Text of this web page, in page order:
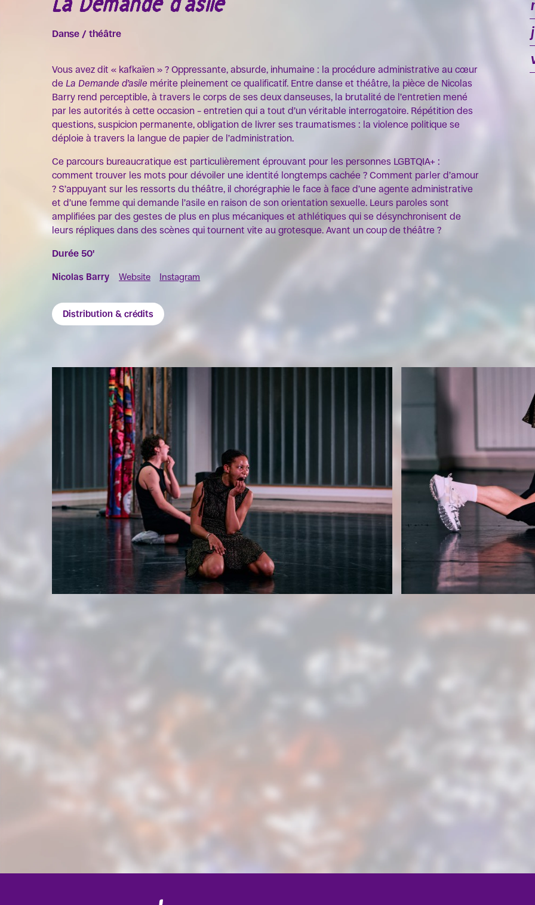
La Demande d'asile
Danse / théâtre
Vous avez dit « kafkaïen » ? Oppressante, absurde, inhumaine : la procédure administrative au cœur
de La Demande d’asile mérite pleinement ce qualificatif. Entre danse et théâtre, la pièce de Nicolas
Barry rend perceptible, à travers le corps de ses deux danseuses, la brutalité de l’entretien mené
par les autorités à cette occasion – entretien qui a tout d’un véritable interrogatoire. Répétition des
questions, suspicion permanente, obligation de livrer ses traumatismes : la violence politique se
déploie à travers la langue de papier de l’administration.
Ce parcours bureaucratique est particulièrement éprouvant pour les personnes LGBTQIA+ :
comment trouver les mots pour dévoiler une identité longtemps cachée ? Comment parler d’amour
? S’appuyant sur les ressorts du théâtre, il chorégraphie le face à face d’une agente administrative
et d’une femme qui demande l’asile en raison de son orientation sexuelle. Leurs paroles sont
amplifiées par des gestes de plus en plus mécaniques et athlétiques qui se désynchronisent de
leurs répliques dans des scènes qui tournent vite au grotesque. Avant un coup de théâtre ?
Durée 50'
Nicolas Barry Website Instagram
Distribution & crédits